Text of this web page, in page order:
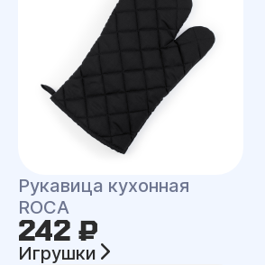
Рукавица кухонная
ROCA
242 ₽
Игрушки